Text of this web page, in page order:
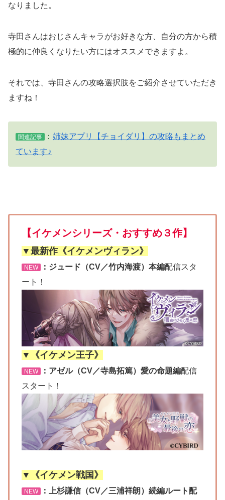
なりました。
寺田さんはおじさんキャラがお好きな方、自分の方から積
極的に仲良くなりたい方にはオススメできますよ。
それでは、寺田さんの攻略選択肢をご紹介させていただき
ますね！
関連記事 ： 姉妹アプリ【チョイダリ】の攻略もまとめ
ています♪
【イケメンシリーズ・おすすめ３作】
▼最新作《イケメンヴィラン》
NEW ：ジュード（CV／竹内海渡）本編配信スタ
ート！
▼《イケメン王子》
NEW ：アゼル（CV／寺島拓篤）愛の命題編配信
スタート！
▼《イケメン戦国》
NEW ：上杉謙信（CV／三浦祥朗）続編ルート配